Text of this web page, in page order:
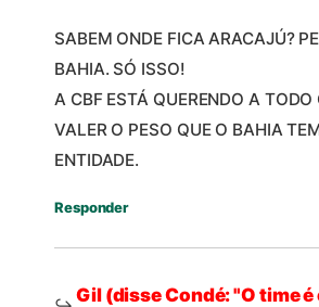
SABEM ONDE FICA ARACAJÚ?
BAHIA. SÓ ISSO!
A CBF ESTÁ QUERENDO A TODO
VALER O PESO QUE O BAHIA
ENTIDADE.
Responder
Gil (disse Condé: "O time é